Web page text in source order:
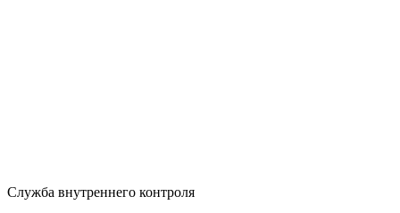
Служба внутреннего контроля